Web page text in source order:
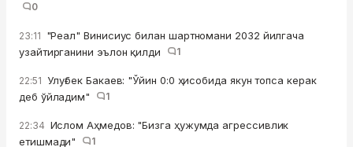
0
23:11 "Реал" Винисиус билан шартномани 2032 йилгача
узайтирганини эълон қилди
1
22:51 Улуғбек Бакаев: "Ўйин 0:0 ҳисобида якун топса керак
деб ўйладим"
1
22:34 Ислом Аҳмедов: "Бизга ҳужумда агрессивлик
етишмади"
1